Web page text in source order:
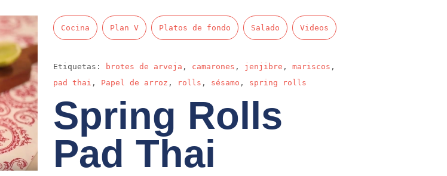
Cocina Plan V Platos de fondo Salado Videos
Etiquetas: brotes de arveja , camarones , jenjibre , mariscos ,
pad thai , Papel de arroz , rolls , sésamo , spring rolls
Spring Rolls
Pad Thai